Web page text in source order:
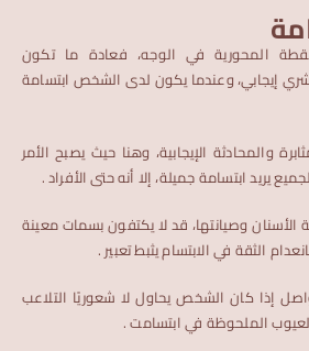
المحورية في الوجه، فعادة ما تكون
إيجابي، وعندما يكون لدى الشخص ابتسامة
والمحادثة الإيجابية، وهنا حيث يصبح الأمر
يريد ابتسامة جميلة، إلا أنه حتى الأفراد .
الأسنان وصيانتها، قد لا يكتفون بسمات معينة
الثقة في الابتسام يثبط تعبير .
إذا كان الشخص يحاول لا شعوريًا التلاعب
الملحوظة في ابتسامت .